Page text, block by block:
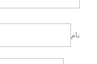
نام